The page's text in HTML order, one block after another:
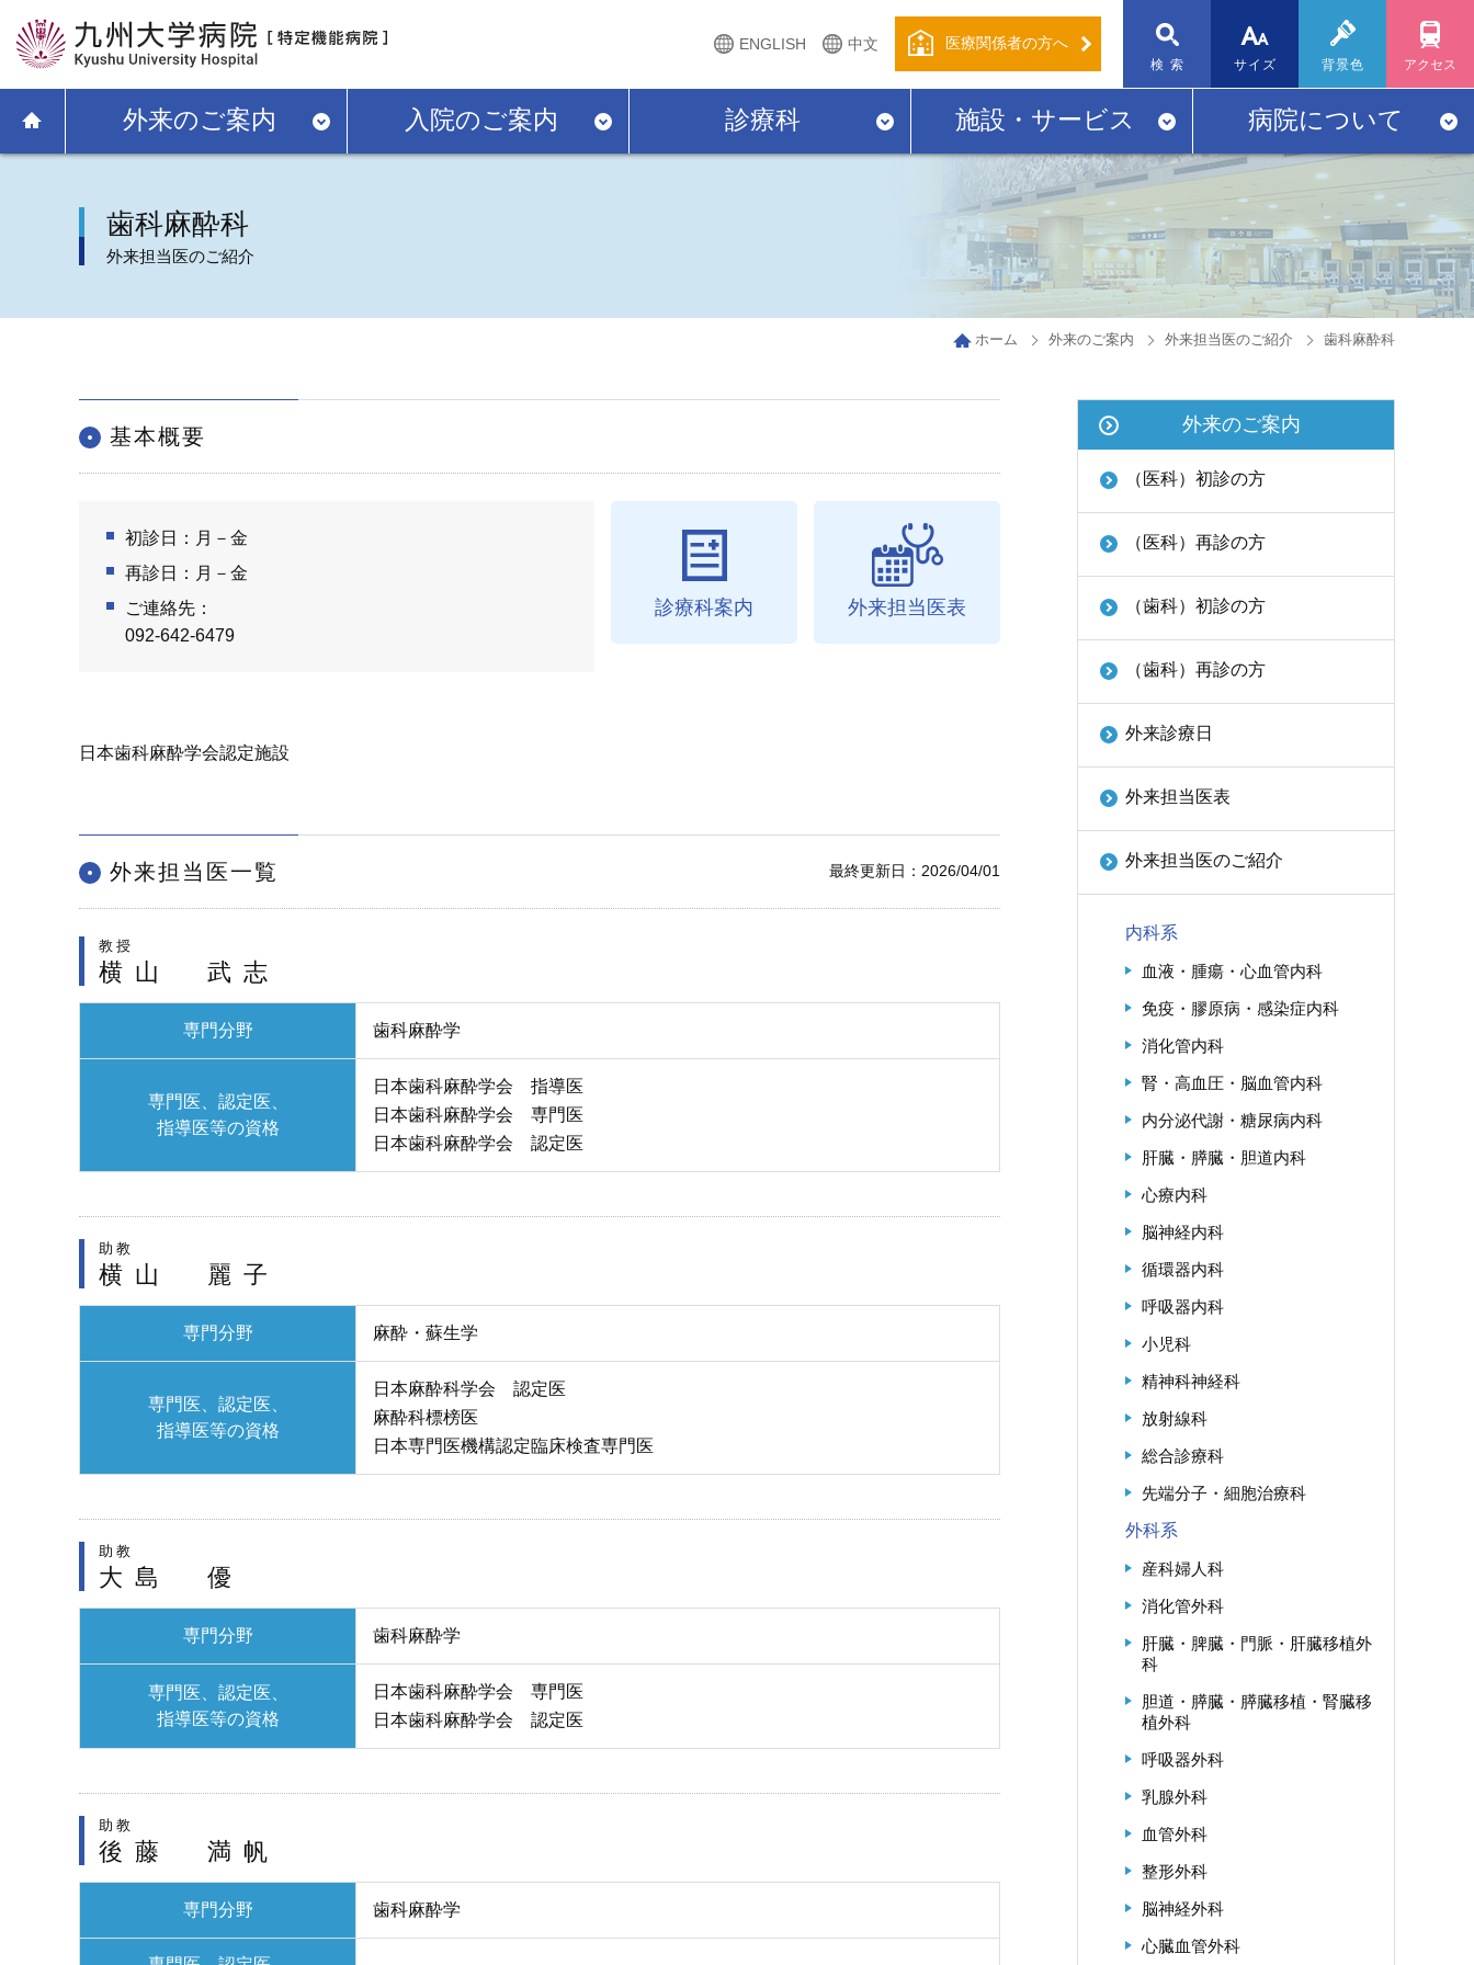
検 索
標準 大
サイズ 背景色 アクセス
ENGLISH 中文 医療関係者の方へ
外来のご案内 入院のご案内 診療科 施設・サービス 病院について
歯科麻酔科
外来担当医のご紹介
ホーム 外来のご案内 外来担当医のご紹介 歯科麻酔科
基本概要
初診日：月－金
再診日：月－金
ご連絡先：
092-642-6479
診療科案内 外来担当医表
日本歯科麻酔学会認定施設
外来担当医一覧 最終更新日：2026/04/01
教授
横山 武志
専門分野 歯科麻酔学
専門医、認定医、
指導医等の資格
日本歯科麻酔学会 指導医
日本歯科麻酔学会 専門医
日本歯科麻酔学会 認定医
助教
横山 麗子
専門分野 麻酔・蘇生学
専門医、認定医、
指導医等の資格
日本麻酔科学会 認定医
麻酔科標榜医
日本専門医機構認定臨床検査専門医
助教
大島 優
専門分野 歯科麻酔学
専門医、認定医、
指導医等の資格
日本歯科麻酔学会 専門医
日本歯科麻酔学会 認定医
助教
後藤 満帆
専門分野 歯科麻酔学
外来のご案内
（医科）初診の方
（医科）再診の方
（歯科）初診の方
（歯科）再診の方
外来診療日
外来担当医表
外来担当医のご紹介
内科系
血液・腫瘍・心血管内科
免疫・膠原病・感染症内科
消化管内科
腎・高血圧・脳血管内科
内分泌代謝・糖尿病内科
肝臓・膵臓・胆道内科
心療内科
脳神経内科
循環器内科
呼吸器内科
小児科
精神科神経科
放射線科
総合診療科
先端分子・細胞治療科
外科系
産科婦人科
消化管外科
肝臓・脾臓・門脈・肝臓移植外
科
胆道・膵臓・膵臓移植・腎臓移
植外科
呼吸器外科
乳腺外科
血管外科
整形外科
脳神経外科
心臓血管外科